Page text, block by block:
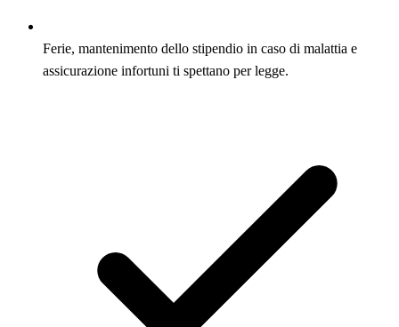
Ferie, mantenimento dello stipendio in caso di malattia e
assicurazione infortuni ti spettano per legge.